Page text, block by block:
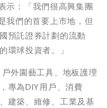
：「我們很高興集團
我們的首要上市地，但
預託證券計劃的流動
環球投資者。」
外園藝工具、地板護理
專為DIY用戶、消費
建築、維修、工業及基